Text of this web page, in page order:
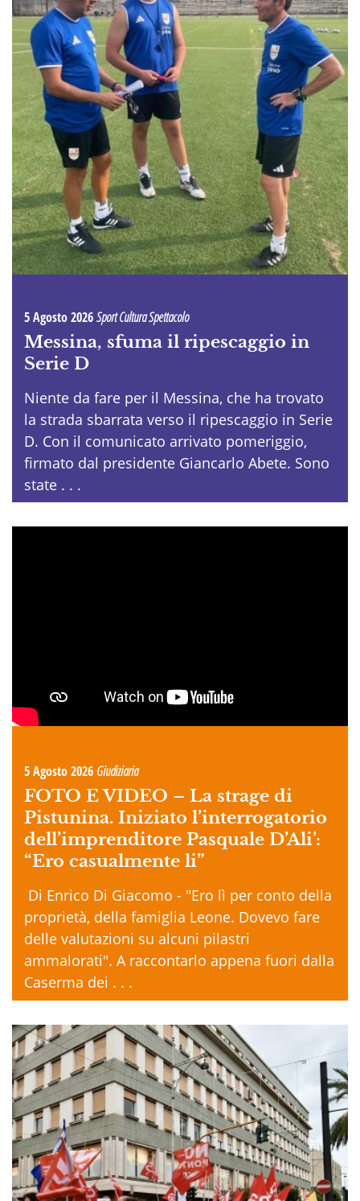
5 Agosto 2026Sport Cultura Spettacolo
Messina, sfuma il ripescaggio in
Serie D
Niente da fare per il Messina, che ha trovato
la strada sbarrata verso il ripescaggio in Serie
D. Con il comunicato arrivato pomeriggio,
firmato dal presidente Giancarlo Abete. Sono
state . . .
5 Agosto 2026 Giudiziaria
FOTO E VIDEO – La strage di
Pistunina. Iniziato l’interrogatorio
dell’imprenditore Pasquale D’Ali’:
“Ero casualmente li”
Di Enrico Di Giacomo - "Ero lì per conto della
proprietà, della famiglia Leone. Dovevo fare
delle valutazioni su alcuni pilastri
ammalorati". A raccontarlo appena fuori dalla
Caserma dei . . .